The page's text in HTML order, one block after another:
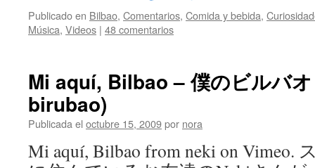
Publicado en Bilbao, Comentarios, Comida y bebida,
Música, Videos | 48 comentarios
Mi aquí, Bilbao – 僕のビルバ
birubao)
Publicada el octubre 15, 2009por nora
Mi aquí, Bilbao from neki on Vimeo.